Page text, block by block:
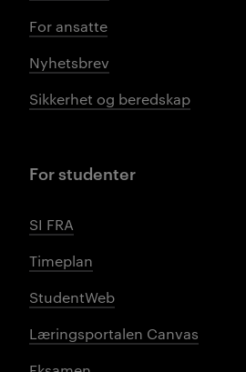
For ansatte
Nyhetsbrev
Sikkerhet og beredskap
For studenter
SI FRA
Timeplan
StudentWeb
Læringsportalen Canvas